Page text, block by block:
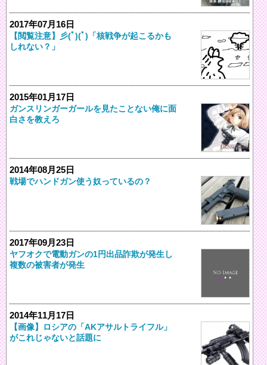
2017年07月16日
【閲覧注意】彡(ﾟ)(ﾟ)「核戦争が起こるかも
しれない？」
2015年01月17日
ガンスリンガーガールを見たことない俺に面
白さを教えろ
2014年08月25日
戦場でハンドガン使う奴っているの？
2017年09月23日
ヤフオクで電動ガンの1円出品詐欺が発生し
複数の被害者が発生
2014年11月17日
【画像】ロシアの「AKアサルトライフル」
がこれじゃないと話題に